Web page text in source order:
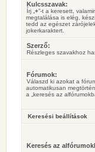
Kulcsszavak:
Írj „ +”-t a keresett,
megtalálása is elég,
tedd az egészet
jokerkaraktert.
Szerző:
Részleges szavakhoz
Fórumok:
Válaszd ki azokat a
automatikusan
a „keresés az
Keresési beállítások
Keresés az